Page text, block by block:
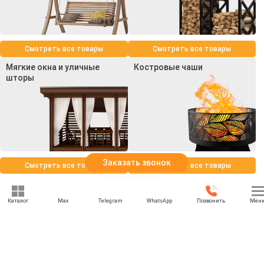
Смотреть все товары Смотреть все товары
Мягкие окна и уличные
шторы
Смотреть все товары
Костровые чаши
Смотреть все товары
Заказать звонок
Каталог Max Telegram WhatsApp Позвонить